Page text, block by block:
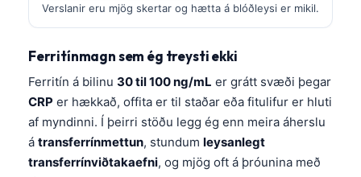
Verslanir eru mjög skertar og hætta á blóðleysi er mikil.
Ferritínmagn sem ég treysti ekki
Ferritín á bilinu 30 til 100 ng/mL er grátt svæði þegar
CRP er hækkað, offita er til staðar eða fitulifur er hluti
af myndinni. Í þeirri stöðu legg ég enn meira áherslu
á transferrínmettun, stundum leysanlegt
transferrínviðtakaefni, og mjög oft á þróunina með
Tagalog
ไทย
ဗမာစာ